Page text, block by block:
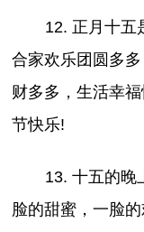
12. 正月十五
合家欢乐团圆多
财多多，生活幸
节快乐!
13. 十五的晚
脸的甜蜜，一脸